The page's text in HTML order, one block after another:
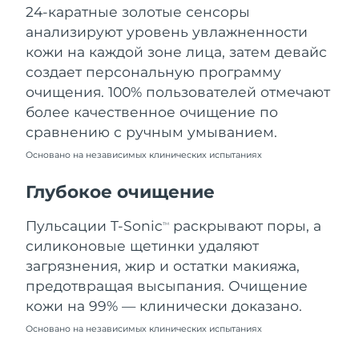
24-каратные золотые сенсоры
анализируют уровень увлажненности
кожи на каждой зоне лица, затем девайс
создает персональную программу
очищения. 100% пользователей отмечают
более качественное очищение по
сравнению с ручным умыванием.
Основано на независимых клинических испытаниях
Глубокое очищение
Пульсации T-SonicTM
раскрывают поры, а
силиконовые щетинки удаляют
загрязнения, жир и остатки макияжа,
предотвращая высыпания. Очищение
кожи на 99% — клинически доказано.
Основано на независимых клинических испытаниях
Ливан
Ожидаемая дата доставки
8/10/26
Литва
Ожидаемая дата доставки
Люксембург
Ожидаемая дата доставки
Ожидаемая дата доставки
Мальта
Ожидаемая дата доставки
8/9/26
Мексика
Ожидаемая дата доставки
8/13/26